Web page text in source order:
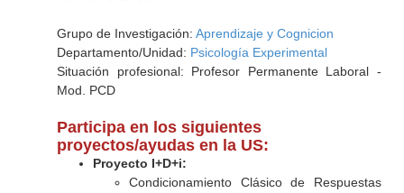
Grupo de Investigación: Aprendizaje y Cognicion
Departamento/Unidad: Psicología Experimental
Situación profesional: Profesor Permanente Laboral -
Mod. PCD
Participa en los siguientes
proyectos/ayudas en la US:
Proyecto I+D+i:
Condicionamiento Clásico de Respuestas